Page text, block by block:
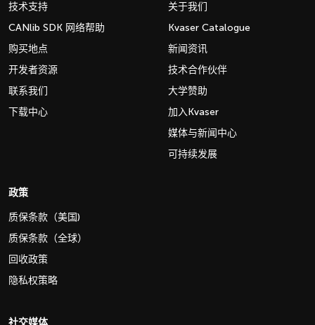
技术支持
CANlib SDK 网络帮助
购买地点
开发者资源
联系我们
下载中心
关于我们
Kvaser Catalogue
新闻资讯
技术合作伙伴
大学赞助
加入Kvaser
媒体与新闻中心
可持续发展
政策
质保条款（美国)
质保条款（全球）
回收政策
隐私权策略
社交媒体